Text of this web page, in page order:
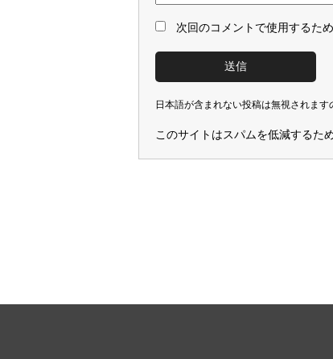
次回のコメントで使用するた
日本語が含まれない投稿は無視されます
このサイトはスパムを低減するた